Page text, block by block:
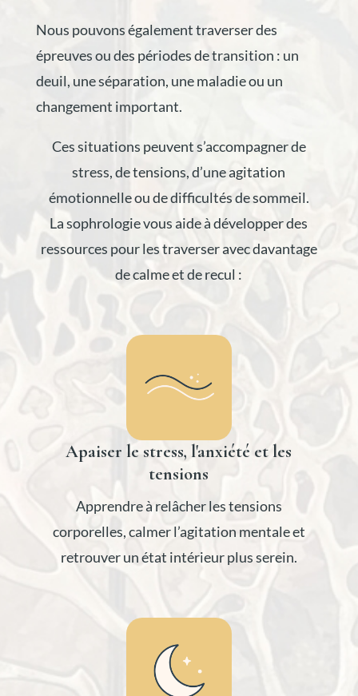
Nous pouvons également traverser des
épreuves ou des périodes de transition : un
deuil, une séparation, une maladie ou un
changement important.
Ces situations peuvent s’accompagner de
stress, de tensions, d’une agitation
émotionnelle ou de difficultés de sommeil.
La sophrologie vous aide à développer des
ressources pour les traverser avec davantage
de calme et de recul :
Apaiser le stress, l'anxiété et les
tensions
Apprendre à relâcher les tensions
corporelles, calmer l’agitation mentale et
retrouver un état intérieur plus serein.